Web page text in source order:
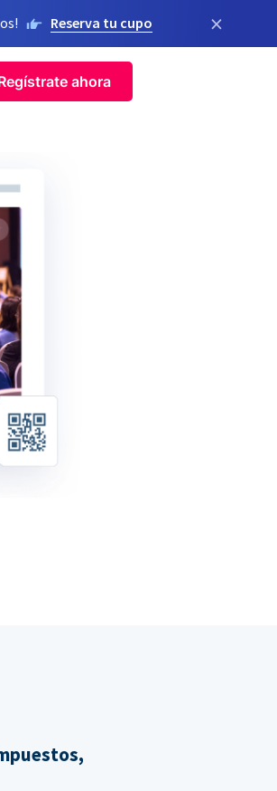
Reserva tu cupo ×
ahora